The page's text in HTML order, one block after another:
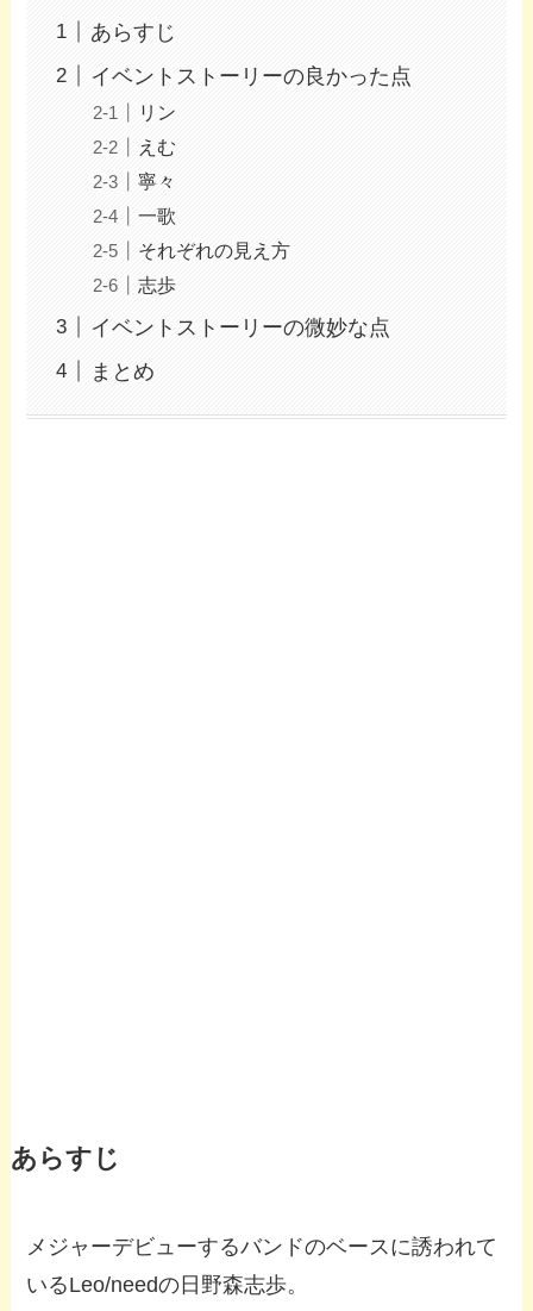
あらすじ
イベントストーリーの良かった点
リン
えむ
寧々
一歌
それぞれの見え方
志歩
イベントストーリーの微妙な点
まとめ
あらすじ
メジャーデビューするバンドのベースに誘われて
いるLeo/needの日野森志歩。